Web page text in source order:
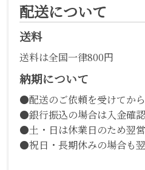
配送について
送料
送料は全国一律800円
納期について
●配送のご依頼を受けてか
●銀行振込の場合は入金確
●土・日は休業日のため翌
●祝日・長期休みの場合も